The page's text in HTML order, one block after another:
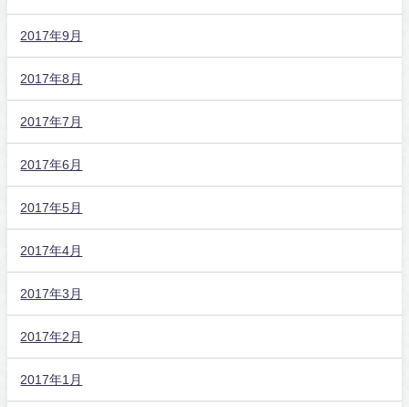
2017年9月
2017年8月
2017年7月
2017年6月
2017年5月
2017年4月
2017年3月
2017年2月
2017年1月